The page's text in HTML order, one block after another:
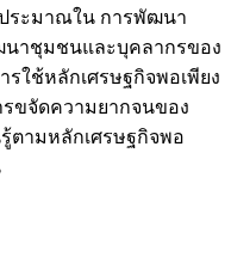
ระมาณใน การพัฒนา
นาชุมชนและบุคลากรของ
รใช้หลักเศรษฐกิจพอเพียง
รขจัดความยากจนของ
ตามหลักเศรษฐกิจพอ